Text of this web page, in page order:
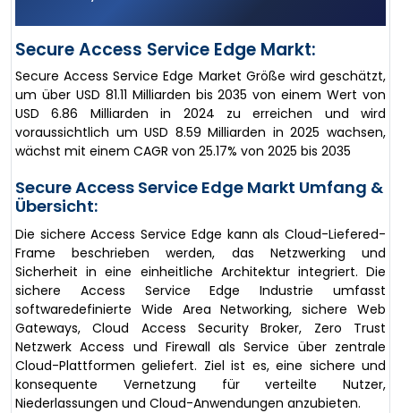
Secure Access Service Edge Markt:
Secure Access Service Edge Market Größe wird geschätzt,
um über USD 81.11 Milliarden bis 2035 von einem Wert von
USD 6.86 Milliarden in 2024 zu erreichen und wird
voraussichtlich um USD 8.59 Milliarden in 2025 wachsen,
wächst mit einem CAGR von 25.17% von 2025 bis 2035
Secure Access Service Edge Markt Umfang &
Übersicht:
Die sichere Access Service Edge kann als Cloud-Liefered-
Frame beschrieben werden, das Netzwerking und
Sicherheit in eine einheitliche Architektur integriert. Die
sichere Access Service Edge Industrie umfasst
softwaredefinierte Wide Area Networking, sichere Web
Gateways, Cloud Access Security Broker, Zero Trust
Netzwerk Access und Firewall als Service über zentrale
Cloud-Plattformen geliefert. Ziel ist es, eine sichere und
konsequente Vernetzung für verteilte Nutzer,
Niederlassungen und Cloud-Anwendungen anzubieten.